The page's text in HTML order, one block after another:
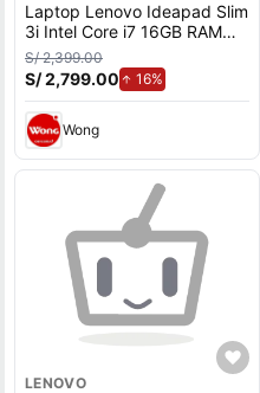
Laptop Lenovo Ideapad Slim
3i Intel Core i7 16GB RAM
512 GB SSD 15.3"" WUXGA
S/ 2,399.00
S/ 2,799.00 16%
Wong
LENOVO